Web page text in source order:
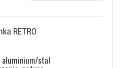
RETRO
aluminium/stal